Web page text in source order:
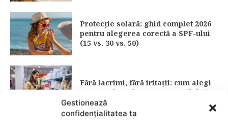
Gestionează
confidențialitatea ta
Protecție solară: ghid complet 2026
pentru alegerea corectă a SPF-ului
(15 vs. 30 vs. 50)
Fără lacrimi, fără iritații: cum alegi
șamponul perfect pentru copilul tău
CATEGORII POPULARE